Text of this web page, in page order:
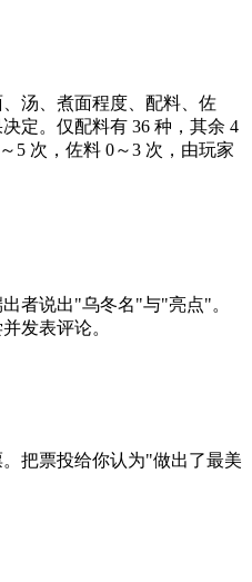
汤、煮面程度、配料、佐
定。仅配料有 36 种，其余 4
5 次，佐料 0～3 次，由玩家
者说出"乌冬名"与"亮点"。
发表评论。
把票投给你认为"做出了最美